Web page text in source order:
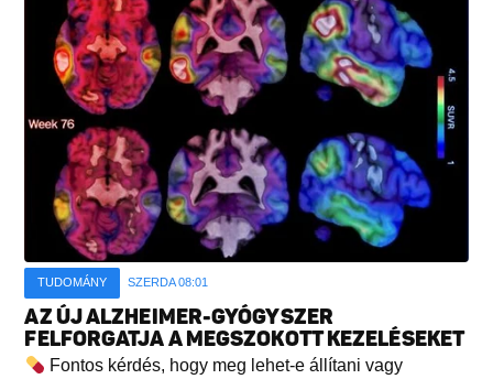
TUDOMÁNY SZERDA 08:01
AZ ÚJ ALZHEIMER-GYÓGYSZER
FELFORGATJA A MEGSZOKOTT KEZELÉSEKET
Fontos kérdés, hogy meg lehet-e állítani vagy